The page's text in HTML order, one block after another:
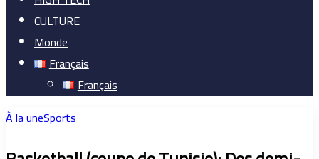
CULTURE
Monde
Français
Français
À la uneSports